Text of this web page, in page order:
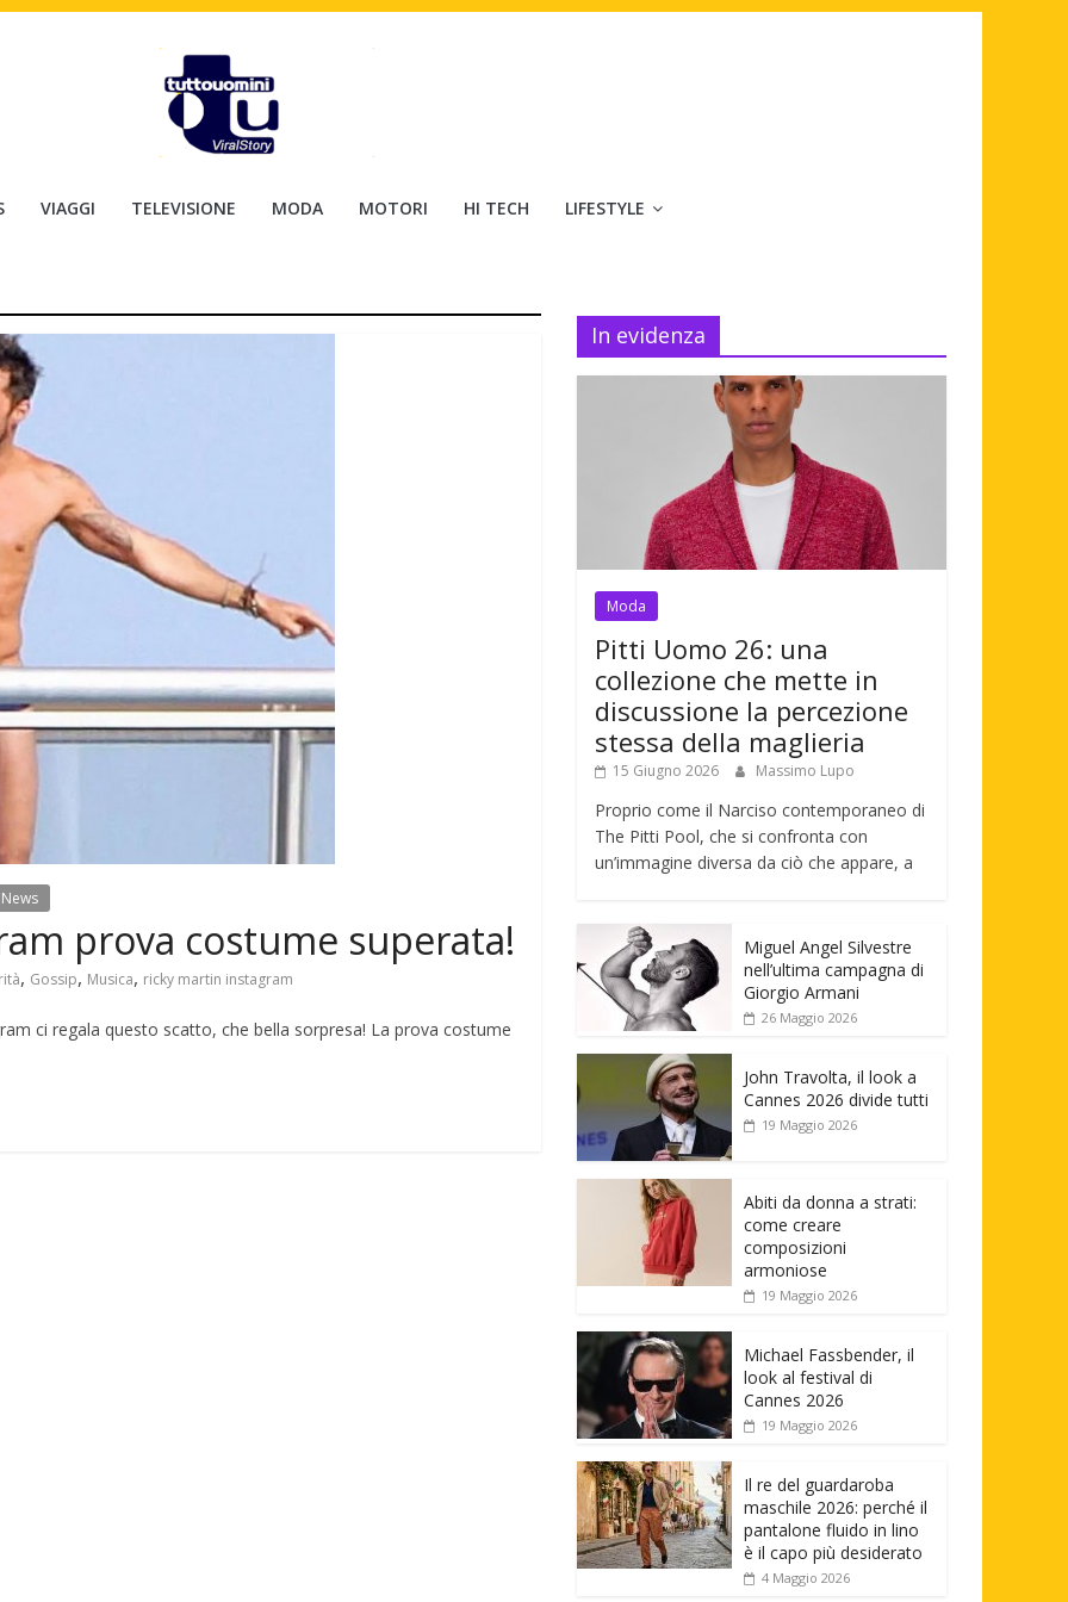
VIAGGI TELEVISIONE MODA MOTORI HI TECH LIFESTYLE
News
prova costume superata!
, Gossip, Musica, ricky martin instagram
ci regala questo scatto, che bella sorpresa! La prova costume
In evidenza
Moda
Pitti Uomo 26: una
collezione che mette in
discussione la percezione
stessa della maglieria
15 Giugno 2026 Massimo Lupo
Proprio come il Narciso contemporaneo di
The Pitti Pool, che si confronta con
un’immagine diversa da ciò che appare, a
Miguel Angel Silvestre
nell’ultima campagna di
Giorgio Armani
26 Maggio 2026
John Travolta, il look a
Cannes 2026 divide tutti
19 Maggio 2026
Abiti da donna a strati:
come creare
composizioni
armoniose
19 Maggio 2026
Michael Fassbender, il
look al festival di
Cannes 2026
19 Maggio 2026
Il re del guardaroba
maschile 2026: perché il
pantalone fluido in lino
è il capo più desiderato
4 Maggio 2026